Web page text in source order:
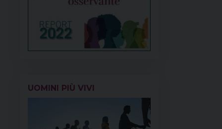
UOMINI PIÙ VIVI